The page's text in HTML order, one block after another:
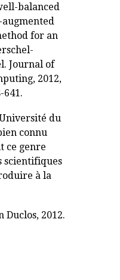
balanced
for an
Journal of
2012,
641.
du
connu
ce genre
scientifiques
à la
Duclos, 2012.